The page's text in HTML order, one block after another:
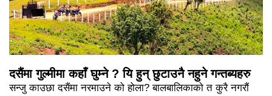
दसैंमा गुल्मीमा कहाँ घुम्ने ? यि हुन् छुटाउनै नहुने गन्तब्यहरु
सन्जु काउछा दसैंमा नरमाउने को होला? बालबालिकाको त कुरै नगरौं